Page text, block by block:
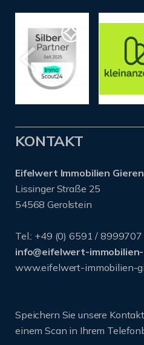
KONTAKT
Eifelwert Immobilien
Lissinger Straße 25
54568 Gerolstein
Tel.: +49 (0) 6591 / 8999707
info@eifelwert-
www.eifelwert-immobilien-
Speichern Sie unsere
einem Scan in Ihrem